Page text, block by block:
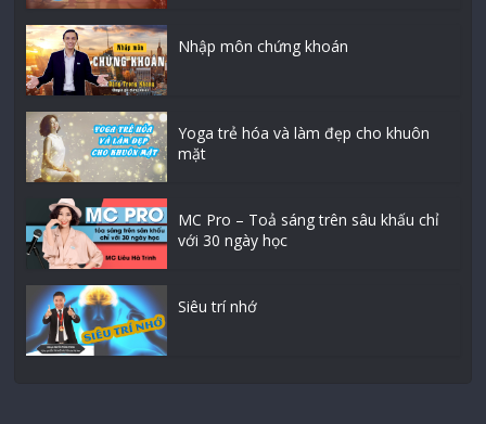
Nhập môn chứng khoán
Yoga trẻ hóa và làm đẹp cho khuôn
mặt
MC Pro – Toả sáng trên sâu khấu chỉ
với 30 ngày học
Siêu trí nhớ